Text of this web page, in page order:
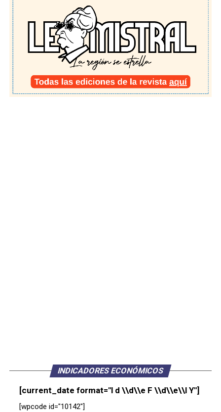
INDICADORES ECONÓMICOS
[current_date format="l d \\d\\e F \\d\\e\\l Y"]
[wpcode id="10142"]